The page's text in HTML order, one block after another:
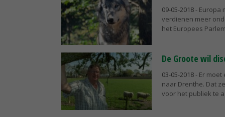
09-05-2018- Europa
verdienen meer
het Europees
De Groote wil
03-05-2018- Er
naar Drenthe. Dat
voor het publiek te